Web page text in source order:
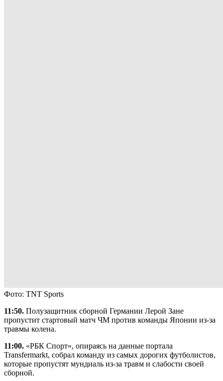
Фото: TNT Sports
11:50. Полузащитник сборной Германии Лерой Зане
пропустит стартовый матч ЧМ против команды Японии из-за
травмы колена.
11:00. «РБК Спорт», опираясь на данные портала
Transfermarkt, собрал команду из самых дорогих футболистов,
которые пропустят мундиаль из-за травм и слабости своей
сборной.